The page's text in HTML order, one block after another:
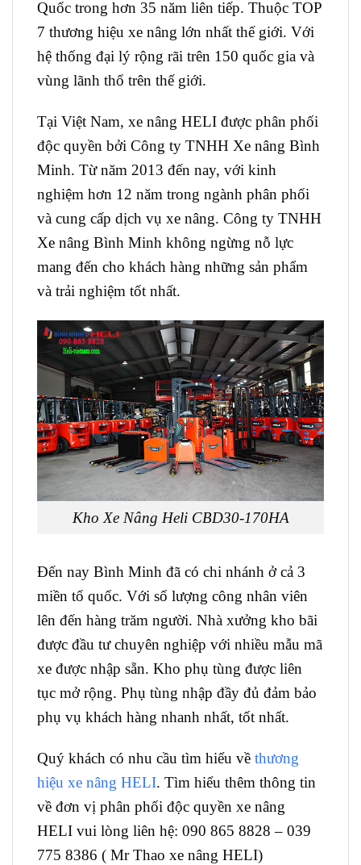
Quốc trong hơn 35 năm liên tiếp. Thuộc TOP
7 thương hiệu xe nâng lớn nhất thế giới. Với
hệ thống đại lý rộng rãi trên 150 quốc gia và
vùng lãnh thổ trên thế giới.
Tại Việt Nam, xe nâng HELI được phân phối
độc quyền bởi Công ty TNHH Xe nâng Bình
Minh. Từ năm 2013 đến nay, với kinh
nghiệm hơn 12 năm trong ngành phân phối
và cung cấp dịch vụ xe nâng. Công ty TNHH
Xe nâng Bình Minh không ngừng nỗ lực
mang đến cho khách hàng những sản phẩm
và trải nghiệm tốt nhất.
Kho Xe Nâng Heli CBD30-170HA
Đến nay Bình Minh đã có chi nhánh ở cả 3
miền tổ quốc. Với số lượng công nhân viên
lên đến hàng trăm người. Nhà xưởng kho bãi
được đầu tư chuyên nghiệp với nhiều mẫu mã
xe được nhập sẵn. Kho phụ tùng được liên
tục mở rộng. Phụ tùng nhập đầy đủ đảm bảo
phụ vụ khách hàng nhanh nhất, tốt nhất.
Quý khách có nhu cầu tìm hiểu về thương
hiệu xe nâng HELI. Tìm hiểu thêm thông tin
về đơn vị phân phối độc quyền xe nâng
HELI vui lòng liên hệ: 090 865 8828 – 039
775 8386 ( Mr Thao xe nâng HELI)